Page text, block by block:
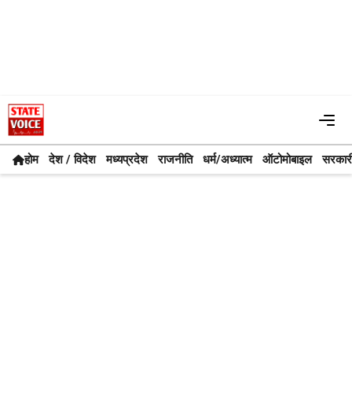
Skip
to
content
होम देश / विदेश मध्यप्रदेश राजनीति धर्म/अध्यात्म ऑटोमोबाइल